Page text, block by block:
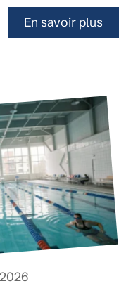
En savoir plus